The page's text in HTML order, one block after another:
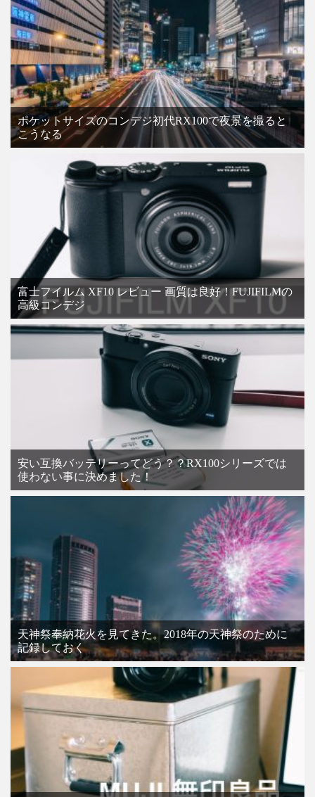
ポケットサイズのコンデジ初代RX100で夜景を撮ると
こうなる
富士フイルム XF10 レビュー 画質は良好！FUJIFILMの
高級コンデジ
安い互換バッテリーってどう？？RX100シリーズでは
使わない事に決めました！
天神祭奉納花火を見てきた。2018年の天神祭のために
記録しておく